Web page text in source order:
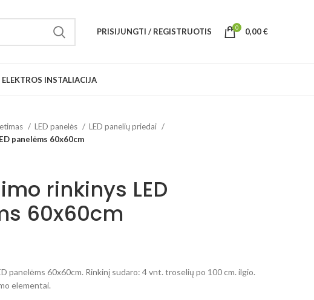
PRISIJUNGTI / REGISTRUOTIS 0 0,00€
ELEKTROS INSTALIACIJA
LED panelės
LED panelių priedai
panelėms 60x60cm
rinkinys LED
60x60cm
panelėms 60x60cm. Rinkinį sudaro: 4 vnt. troselių po 100 cm. ilgio.
elementai.